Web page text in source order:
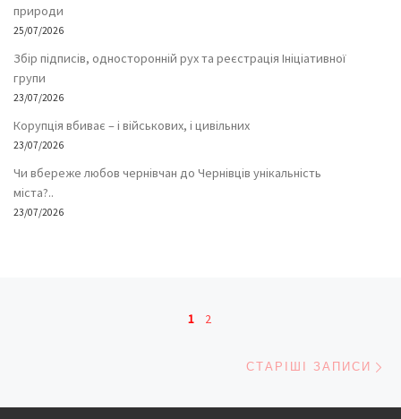
природи
25/07/2026
Збір підписів, односторонній рух та реєстрація Ініціативної
групи
23/07/2026
Корупція вбиває – і військових, і цивільних
23/07/2026
Чи вбереже любов чернівчан до Чернівців унікальність
міста?..
23/07/2026
Навігація записів
1 2
СТАРІШІ ЗАПИСИ